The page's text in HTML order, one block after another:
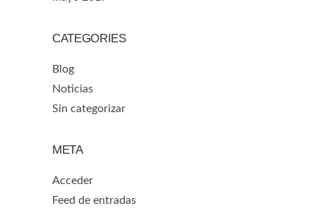
CATEGORIES
Blog
Noticias
Sin categorizar
META
Acceder
Feed de entradas